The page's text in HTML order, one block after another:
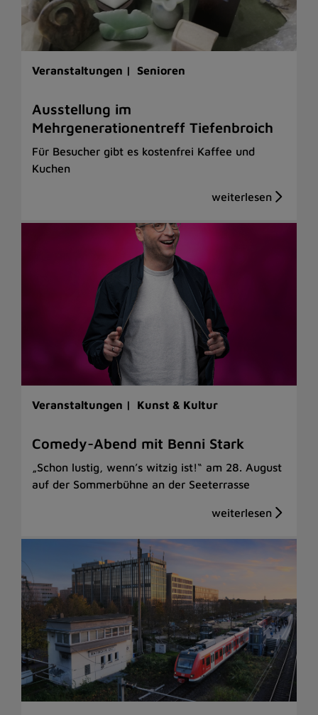
Veranstaltungen | Senioren
Ausstellung im
Mehrgenerationentreff Tiefenbroich
Für Besucher gibt es kostenfrei Kaffee und
Kuchen
Veranstaltungen | Kunst & Kultur
Comedy-Abend mit Benni Stark
„Schon lustig, wenn’s witzig ist!“ am 28. August
auf der Sommerbühne an der Seeterrasse